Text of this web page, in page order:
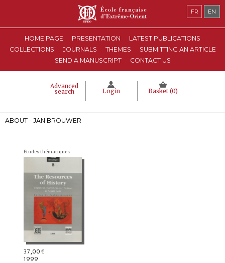
HOME PAGE PRESENTATION
LATEST PUBLICATIONS
COLLECTIONS
JOURNALS THEMES
SUBMITTING AN ARTICLE
SEND A MANUSCRIPT
CONTACT US
Advanced
search Login Basket (0)
FR EN
ABOUT - JAN BROUWER
Études thématiques
37,00 €
1999